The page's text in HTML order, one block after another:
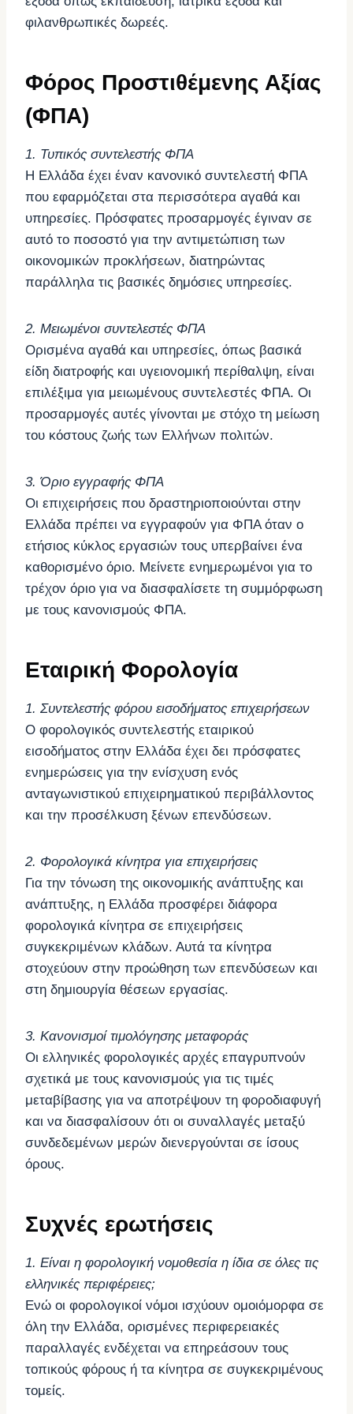
φιλανθρωπικές δωρεές.
Φόρος Προστιθέμενης Αξίας
(ΦΠΑ)
1. Τυπικός συντελεστής ΦΠΑ
Η Ελλάδα έχει έναν κανονικό συντελεστή ΦΠΑ
που εφαρμόζεται στα περισσότερα αγαθά και
υπηρεσίες. Πρόσφατες προσαρμογές έγιναν σε
αυτό το ποσοστό για την αντιμετώπιση των
οικονομικών προκλήσεων, διατηρώντας
παράλληλα τις βασικές δημόσιες υπηρεσίες.
2. Μειωμένοι συντελεστές ΦΠΑ
Ορισμένα αγαθά και υπηρεσίες, όπως βασικά
είδη διατροφής και υγειονομική περίθαλψη, είναι
επιλέξιμα για μειωμένους συντελεστές ΦΠΑ. Οι
προσαρμογές αυτές γίνονται με στόχο τη μείωση
του κόστους ζωής των Ελλήνων πολιτών.
3. Όριο εγγραφής ΦΠΑ
Οι επιχειρήσεις που δραστηριοποιούνται στην
Ελλάδα πρέπει να εγγραφούν για ΦΠΑ όταν ο
ετήσιος κύκλος εργασιών τους υπερβαίνει ένα
καθορισμένο όριο. Μείνετε ενημερωμένοι για το
τρέχον όριο για να διασφαλίσετε τη συμμόρφωση
με τους κανονισμούς ΦΠΑ.
Εταιρική Φορολογία
1. Συντελεστής φόρου εισοδήματος επιχειρήσεων
Ο φορολογικός συντελεστής εταιρικού
εισοδήματος στην Ελλάδα έχει δει πρόσφατες
ενημερώσεις για την ενίσχυση ενός
ανταγωνιστικού επιχειρηματικού περιβάλλοντος
και την προσέλκυση ξένων επενδύσεων.
2. Φορολογικά κίνητρα για επιχειρήσεις
Για την τόνωση της οικονομικής ανάπτυξης και
ανάπτυξης, η Ελλάδα προσφέρει διάφορα
φορολογικά κίνητρα σε επιχειρήσεις
συγκεκριμένων κλάδων. Αυτά τα κίνητρα
στοχεύουν στην προώθηση των επενδύσεων και
στη δημιουργία θέσεων εργασίας.
3. Κανονισμοί τιμολόγησης μεταφοράς
Οι ελληνικές φορολογικές αρχές επαγρυπνούν
σχετικά με τους κανονισμούς για τις τιμές
μεταβίβασης για να αποτρέψουν τη φοροδιαφυγή
και να διασφαλίσουν ότι οι συναλλαγές μεταξύ
συνδεδεμένων μερών διενεργούνται σε ίσους
όρους.
Συχνές ερωτήσεις
1. Είναι η φορολογική νομοθεσία η ίδια σε όλες τις
ελληνικές περιφέρειες;
Ενώ οι φορολογικοί νόμοι ισχύουν ομοιόμορφα σε
όλη την Ελλάδα, ορισμένες περιφερειακές
παραλλαγές ενδέχεται να επηρεάσουν τους
τοπικούς φόρους ή τα κίνητρα σε συγκεκριμένους
τομείς.